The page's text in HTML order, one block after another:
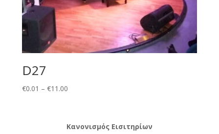
D27
€0.01 – €11.00Price
Κανονισμός Εισιτηρίων